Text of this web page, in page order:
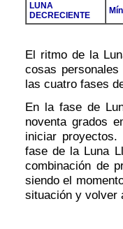
LUNA
DECRECIENTE
El ritmo de la
cosas
las cuatro fases
En la fase de
noventa grados
iniciar
fase de la Luna
combinación de
siendo el
situación y volver